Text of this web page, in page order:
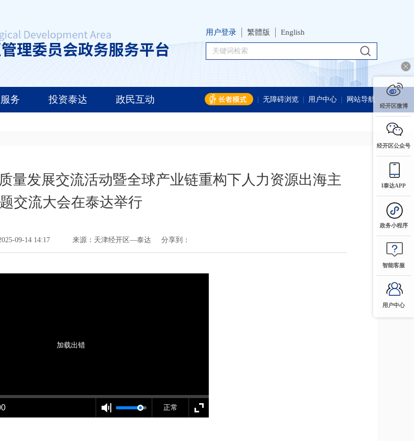
用户登录 繁體版 English
务 投资泰达 政民互动 无障碍浏览 用户中心 网站导航
量发展交流活动暨全球产业链重构下人力资源出海主
题交流大会在泰达举行
09-14 14:17 来源：天津经开区—泰达 分享到：
正常
加载出错
经开区微博
经开区公众号
I泰达APP
政务小程序
智能客服
用户中心